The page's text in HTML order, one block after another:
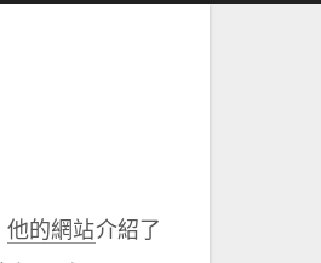
他的網站介紹了